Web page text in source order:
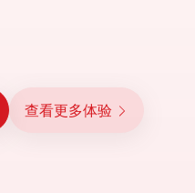
查看更多体验